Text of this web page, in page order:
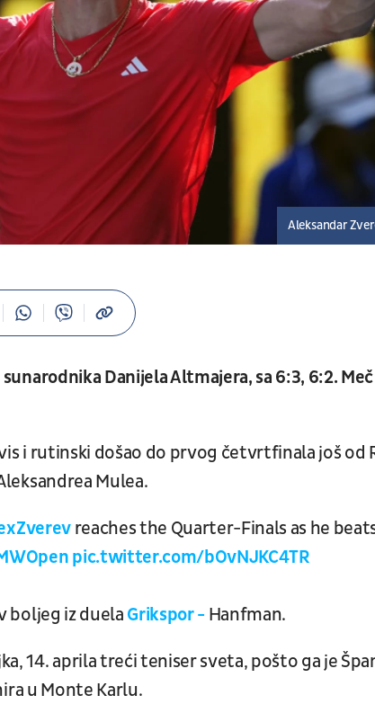
Aleksandar
Danijela Altmajera, sa 6:3, 6:2.
i rutinski došao do prvog četvrtfinala još od
Mulea.
reaches the Quarter-Finals as he
pic.twitter.com/bOvNJKC4TR
boljeg iz duela Grikspor - Hanfman.
14. aprila treći teniser sveta, pošto ga je
u Monte Karlu.